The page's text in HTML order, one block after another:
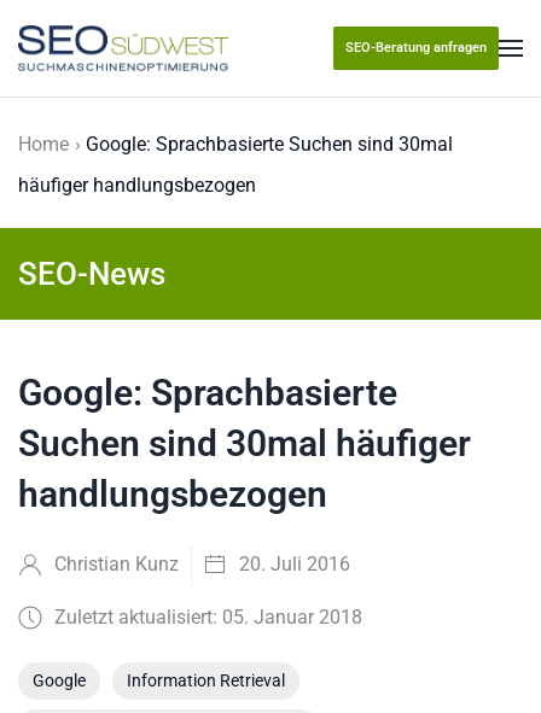
Skip to main content
SEO-Beratung anfragen
Home
Google: Sprachbasierte Suchen sind 30mal
häufiger handlungsbezogen
SEO-News
Google: Sprachbasierte
Suchen sind 30mal häufiger
handlungsbezogen
Christian Kunz 20. Juli 2016
Zuletzt aktualisiert: 05. Januar 2018
Google Information Retrieval